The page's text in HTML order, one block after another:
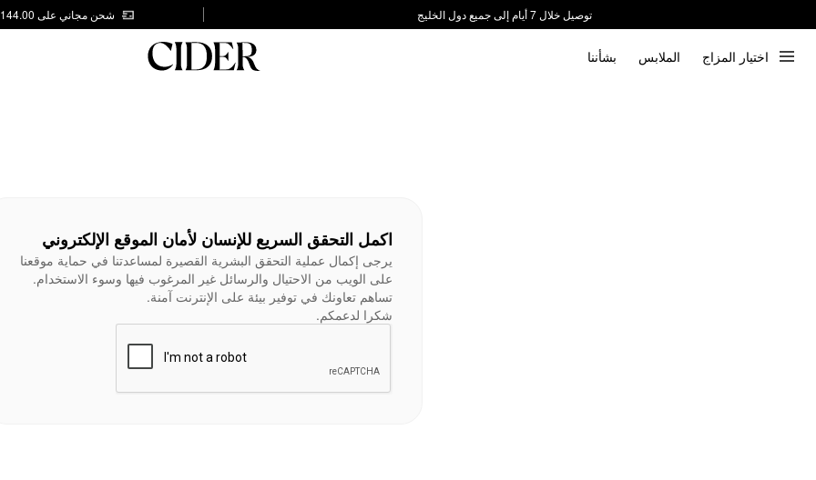
توصيل خلال 7 أيام إلى جميع دول الخليج
شحن مجاني على AED 144.00
اختيار المزاج الملابس بشأننا
اكمل التحقق السريع للإنسان لأمان الموقع الإلكتروني
يرجى إكمال عملية التحقق البشرية القصيرة لمساعدتنا في حماية موقعنا
على الويب من الاحتيال والرسائل غير المرغوب فيها وسوء الاستخدام.
تساهم تعاونك في توفير بيئة على الإنترنت آمنة.
شكرا لدعمكم.